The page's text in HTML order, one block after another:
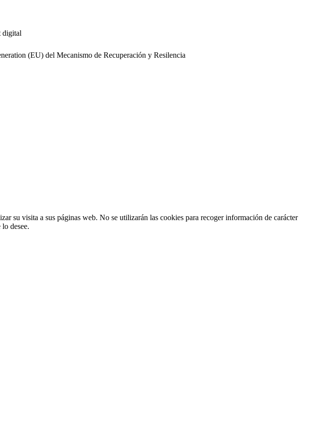
(EU) del Mecanismo de Recuperación y Resilencia
su visita a sus páginas web. No se utilizarán las cookies para recoger información de carácter
desee.